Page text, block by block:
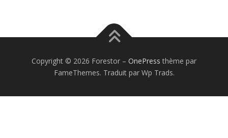
Copyright © 2026 Forestor – OnePress thème par
FameThemes. Traduit par Wp Trads.